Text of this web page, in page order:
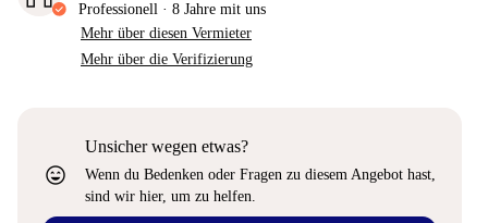
Professionell · 8 Jahre mit uns
Mehr über diesen Vermieter
Mehr über die Verifizierung
sentiment_very_satisfied
Unsicher wegen etwas?
Wenn du Bedenken oder Fragen zu diesem Angebot hast,
sind wir hier, um zu helfen.